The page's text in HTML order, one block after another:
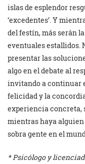
islas de esplendor
‘excedentes’. Y
del festín, más serán
eventuales estallidos.
presentar las
algo en el debate al
invitando a continuar
felicidad y la
experiencia concreta,
mientras haya
sobra gente en el
* Psicólogo y